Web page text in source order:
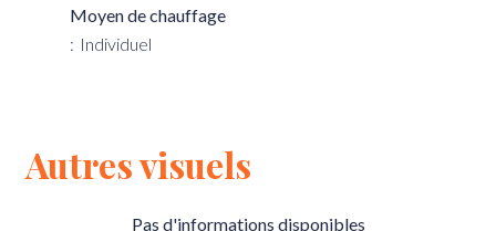
Moyen de chauffage
Individuel
Autres visuels
Pas d'informations disponibles